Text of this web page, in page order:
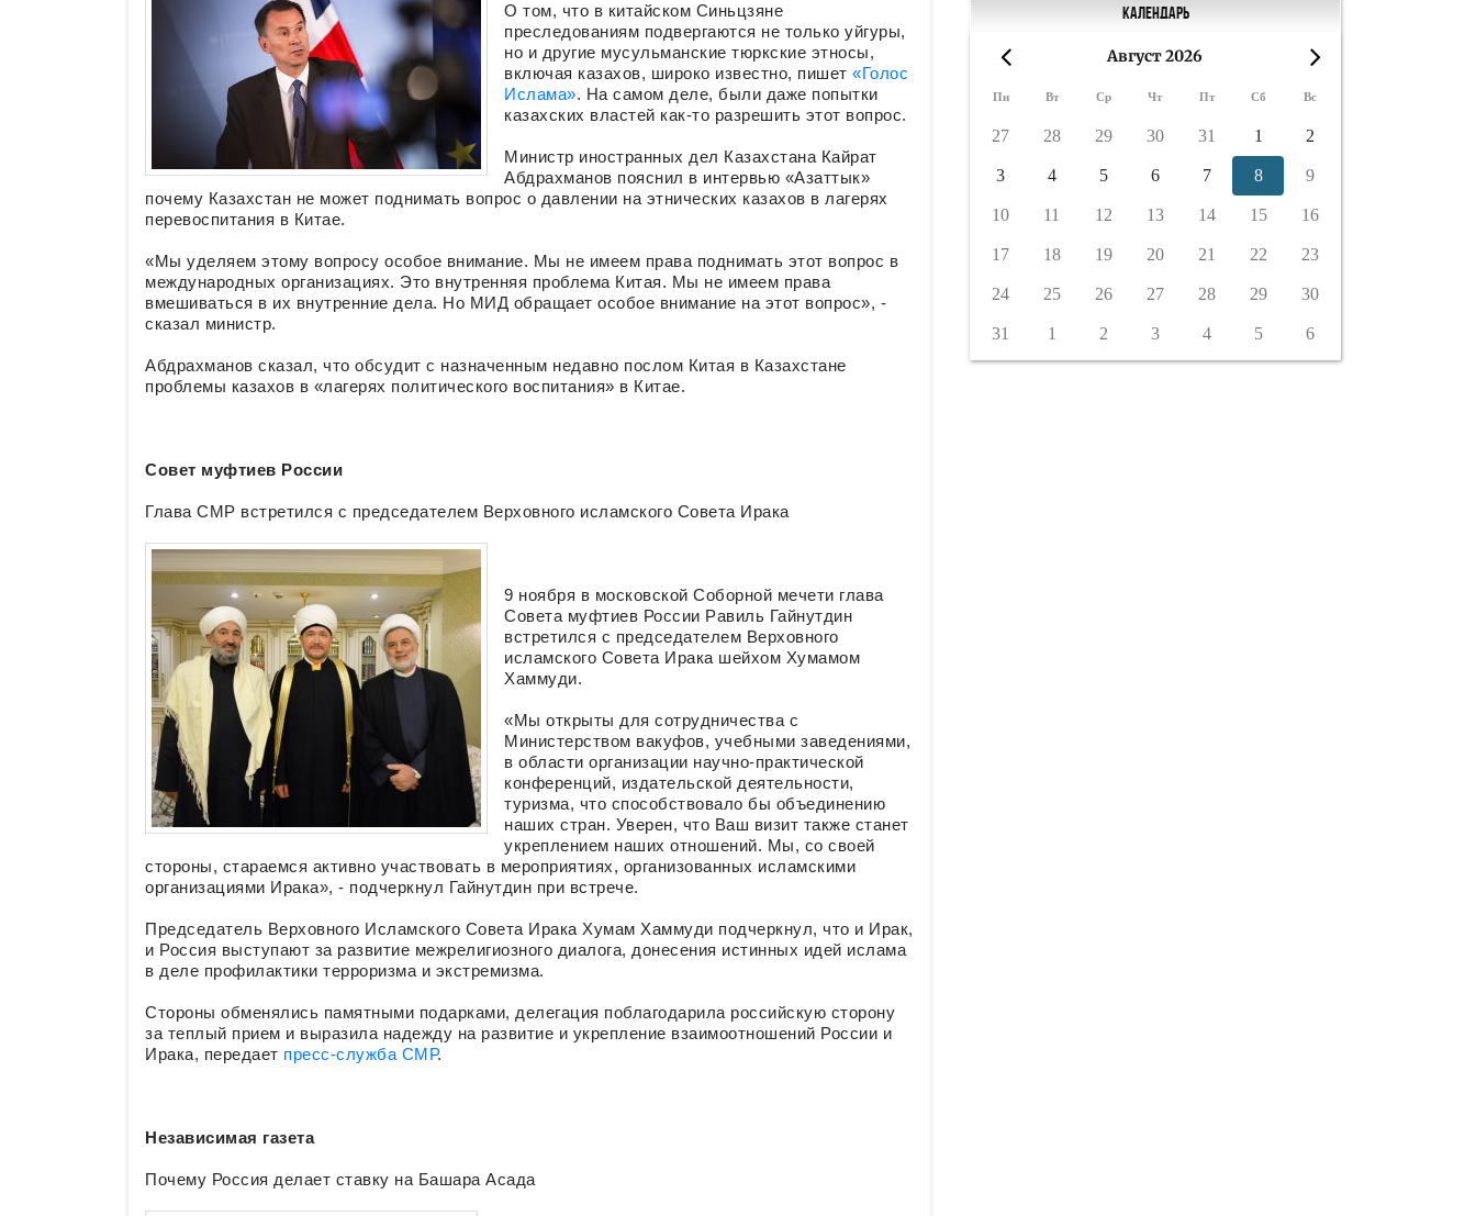
О том, что в китайском Синьцзяне
преследованиям подвергаются не только уйгуры,
но и другие мусульманские тюркские этносы,
включая казахов, широко известно, пишет «Голос
Ислама». На самом деле, были даже попытки
казахских властей как-то разрешить этот вопрос.
Министр иностранных дел Казахстана Кайрат
Абдрахманов пояснил в интервью «Азаттык»
почему Казахстан не может поднимать вопрос о давлении на этнических казахов в лагерях
перевоспитания в Китае.
«Мы уделяем этому вопросу особое внимание. Мы не имеем права поднимать этот вопрос в
международных организациях. Это внутренняя проблема Китая. Мы не имеем права
вмешиваться в их внутренние дела. Но МИД обращает особое внимание на этот вопрос», -
сказал министр.
Абдрахманов сказал, что обсудит с назначенным недавно послом Китая в Казахстане
проблемы казахов в «лагерях политического воспитания» в Китае.
Совет муфтиев России
Глава СМР встретился с председателем Верховного исламского Совета Ирака
9 ноября в московской Соборной мечети глава
Совета муфтиев России Равиль Гайнутдин
встретился с председателем Верховного
исламского Совета Ирака шейхом Хумамом
Хаммуди.
«Мы открыты для сотрудничества с
Министерством вакуфов, учебными заведениями,
в области организации научно-практической
конференций, издательской деятельности,
туризма, что способствовало бы объединению
наших стран. Уверен, что Ваш визит также станет
укреплением наших отношений. Мы, со своей
стороны, стараемся активно участвовать в мероприятиях, организованных исламскими
организациями Ирака», - подчеркнул Гайнутдин при встрече.
Председатель Верховного Исламского Совета Ирака Хумам Хаммуди подчеркнул, что и Ирак,
и Россия выступают за развитие межрелигиозного диалога, донесения истинных идей ислама
в деле профилактики терроризма и экстремизма.
Стороны обменялись памятными подарками, делегация поблагодарила российскую сторону
за теплый прием и выразила надежду на развитие и укрепление взаимоотношений России и
Ирака, передает пресс-служба СМР.
Независимая газета
Почему Россия делает ставку на Башара Асада
Календарь
Август 2026
Пн Вт Ср Чт Пт Сб Вс
27 28 29 30 31 1 2
3 4 5 6 7 8 9
10 11 12 13 14 15 16
17 18 19 20 21 22 23
24 25 26 27 28 29 30
31 1 2 3 4 5 6